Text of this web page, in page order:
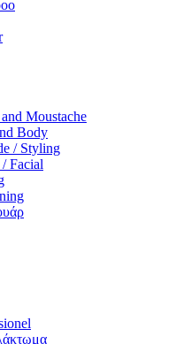
Moustache
Body
/ Styling
/ Facial